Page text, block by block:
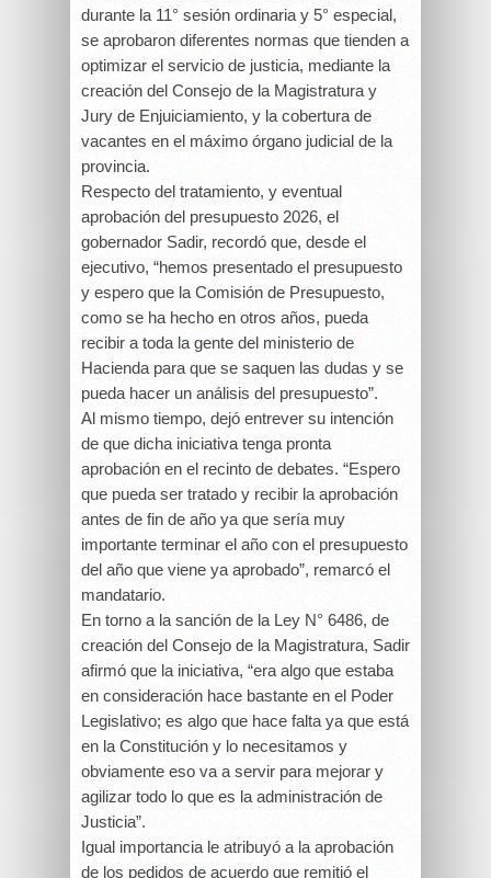
durante la 11° sesión ordinaria y 5° especial,
se aprobaron diferentes normas que tienden a
optimizar el servicio de justicia, mediante la
creación del Consejo de la Magistratura y
Jury de Enjuiciamiento, y la cobertura de
vacantes en el máximo órgano judicial de la
provincia.
Respecto del tratamiento, y eventual
aprobación del presupuesto 2026, el
gobernador Sadir, recordó que, desde el
ejecutivo, “hemos presentado el presupuesto
y espero que la Comisión de Presupuesto,
como se ha hecho en otros años, pueda
recibir a toda la gente del ministerio de
Hacienda para que se saquen las dudas y se
pueda hacer un análisis del presupuesto”.
Al mismo tiempo, dejó entrever su intención
de que dicha iniciativa tenga pronta
aprobación en el recinto de debates. “Espero
que pueda ser tratado y recibir la aprobación
antes de fin de año ya que sería muy
importante terminar el año con el presupuesto
del año que viene ya aprobado”, remarcó el
mandatario.
En torno a la sanción de la Ley N° 6486, de
creación del Consejo de la Magistratura, Sadir
afirmó que la iniciativa, “era algo que estaba
en consideración hace bastante en el Poder
Legislativo; es algo que hace falta ya que está
en la Constitución y lo necesitamos y
obviamente eso va a servir para mejorar y
agilizar todo lo que es la administración de
Justicia”.
Igual importancia le atribuyó a la aprobación
de los pedidos de acuerdo que remitió el